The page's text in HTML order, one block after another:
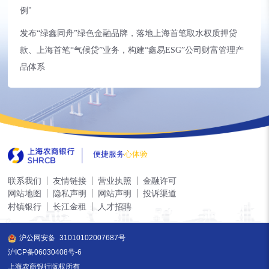
例"
发布“绿鑫同舟”绿色金融品牌，落地上海首笔取水权质押贷
款、上海首笔“气候贷”业务，构建“鑫易ESG”公司财富管理产
品体系
便捷服务心体验
联系我们 友情链接 营业执照
金融许可
网站地图
隐私声明 网站声明
投诉渠道
村镇银行
长江金租 人才招聘
沪公网安备 31010102007687号
沪ICP备06030408号-6
上海农商银行版权所有